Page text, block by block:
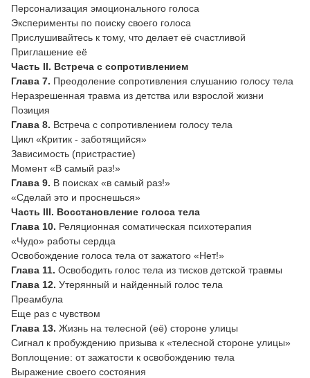
Персонализация эмоционального голоса
Эксперименты по поиску своего голоса
Прислушивайтесь к тому, что делает её счастливой
Приглашение её
Часть II. Встреча с сопротивлением
Глава 7. Преодоление сопротивления слушанию голосу тела
Неразрешенная травма из детства или взрослой жизни
Позиция
Глава 8. Встреча с сопротивлением голосу тела
Цикл «Критик - заботящийся»
Зависимость (пристрастие)
Момент «В самый раз!»
Глава 9. В поисках «в самый раз!»
«Сделай это и проснешься»
Часть III. Восстановление голоса тела
Глава 10. Реляционная соматическая психотерапия
«Чудо» работы сердца
Освобождение голоса тела от зажатого «Нет!»
Глава 11. Освободить голос тела из тисков детской травмы
Глава 12. Утерянный и найденный голос тела
Преамбула
Еще раз с чувством
Глава 13. Жизнь на телесной (её) стороне улицы
Сигнал к пробуждению призыва к «телесной стороне улицы»
Воплощение: от зажатости к освобождению тела
Выражение своего состояния